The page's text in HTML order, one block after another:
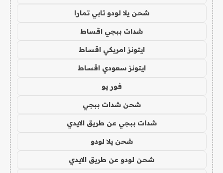
شحن يلا لودو تابي تمارا
شدات ببجي اقساط
ايتونز امريكي اقساط
ايتونز سعودي اقساط
فور يو
شحن شدات ببجي
شدات ببجي عن طريق الايدي
شحن يلا لودو
شحن لودو عن طريق الايدي